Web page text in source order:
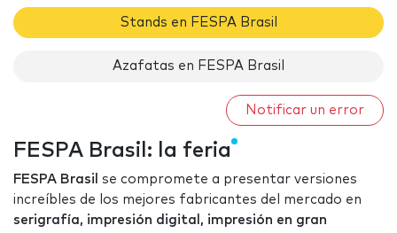
Stands en FESPA Brasil
Azafatas en FESPA Brasil
Notificar un error
FESPA Brasil: la feria
FESPA Brasil se compromete a presentar versiones
increíbles de los mejores fabricantes del mercado en
serigrafía, impresión digital, impresión en gran